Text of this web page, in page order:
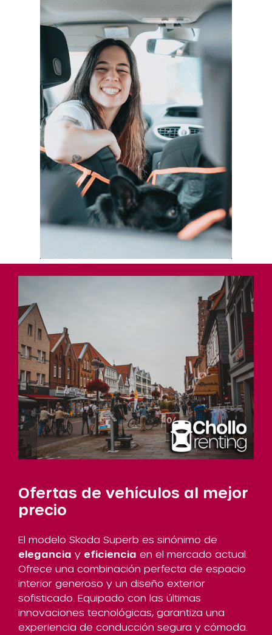
Ofertas de vehículos al mejor
precio
El modelo Skoda Superb es sinónimo de
elegancia y eficiencia en el mercado actual.
Ofrece una combinación perfecta de espacio
interior generoso y un diseño exterior
sofisticado. Equipado con las últimas
innovaciones tecnológicas, garantiza una
experiencia de conducción segura y cómoda.